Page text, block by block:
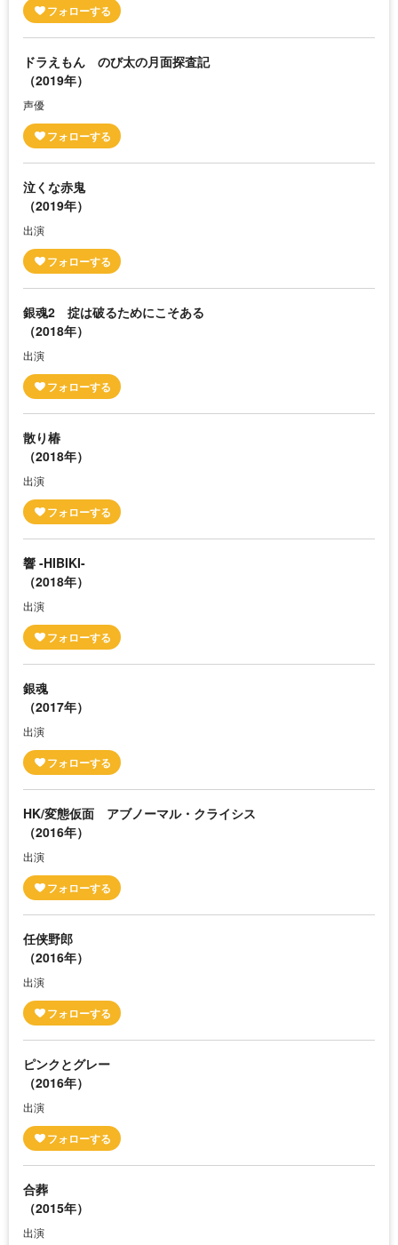
ドラえもん のび太の月面探査記
（2019年）
声優
泣くな赤鬼
（2019年）
出演
銀魂2 掟は破るためにこそある
（2018年）
出演
散り椿
（2018年）
出演
響 -HIBIKI-
（2018年）
出演
銀魂
（2017年）
出演
HK/変態仮面 アブノーマル・クライシス
（2016年）
出演
任侠野郎
（2016年）
出演
ピンクとグレー
（2016年）
出演
合葬
（2015年）
出演